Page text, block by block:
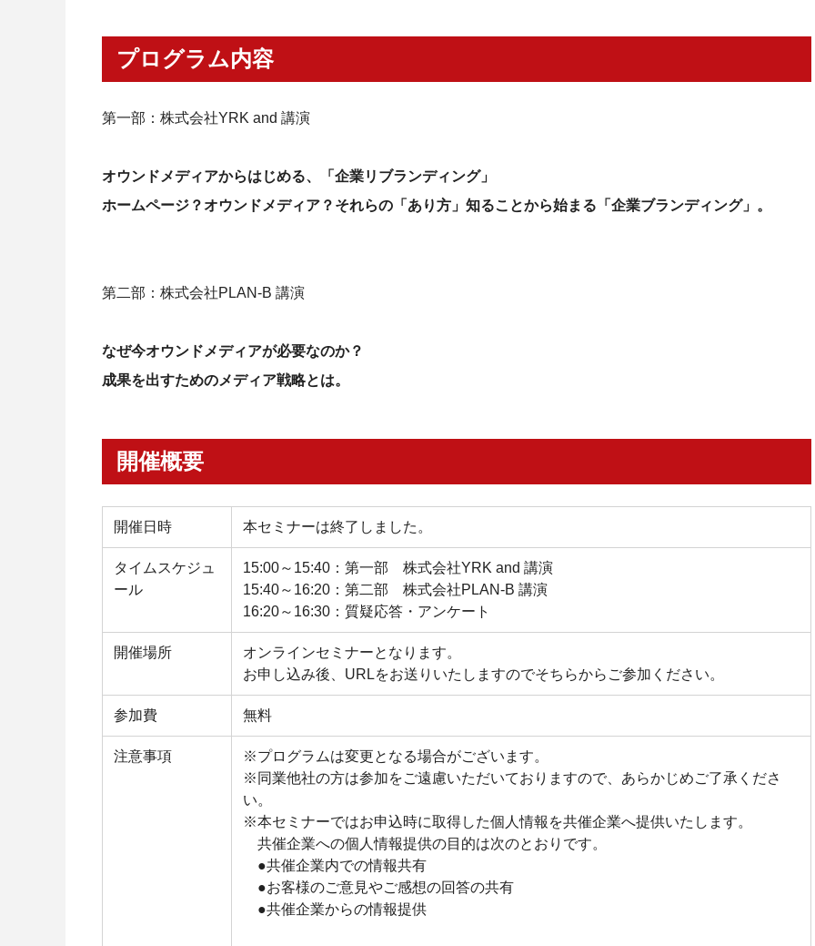
プログラム内容
第一部： 株式会社YRK and 講演
オウンドメディアからはじめる、「企業リブランディング」
ホームページ？オウンドメディア？それらの「あり方」知ることから始まる「企業ブランディング」。
第二部： 株式会社PLAN-B 講演
なぜ今オウンドメディアが必要なのか？
成果を出すためのメディア戦略とは。
開催概要
開催日時 本セミナーは終了しました。
タイムスケジュ
ール
15:00～15:40：第一部 株式会社YRK and 講演
15:40～16:20：第二部 株式会社PLAN-B 講演
16:20～16:30：質疑応答・アンケート
開催場所
オンラインセミナーとなります。
お申し込み後、URLをお送りいたしますのでそちらからご参加ください。
参加費 無料
注意事項
※プログラムは変更となる場合がございます。
※同業他社の方は参加をご遠慮いただいておりますので、あらかじめご了承くださ
い。
※本セミナーではお申込時に取得した個人情報を共催企業へ提供いたします。
共催企業への個人情報提供の目的は次のとおりです。
●共催企業内での情報共有
●お客様のご意見やご感想の回答の共有
●共催企業からの情報提供